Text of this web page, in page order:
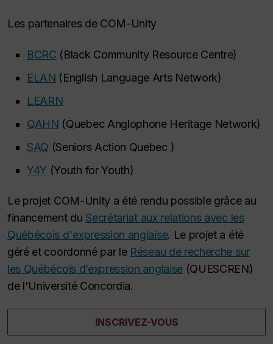
Les partenaires de COM-Unity
BCRC (Black Community Resource Centre)
ELAN (English Language Arts Network)
LEARN
QAHN (Quebec Anglophone Heritage Network)
SAQ (Seniors Action Quebec )
Y4Y (Youth for Youth)
Le projet COM-Unity a été rendu possible grâce au
financement du Secrétariat aux relations avec les
Québécois d'expression anglaise. Le projet a été
géré et coordonné par le Réseau de recherche sur
les Québécois d’expression anglaise(QUESCREN)
de l'Université Concordia.
INSCRIVEZ-VOUS